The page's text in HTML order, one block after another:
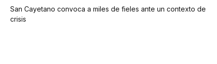
San Cayetano convoca a miles de fieles ante un contexto de
crisis